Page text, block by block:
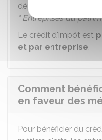
dépenses pour les
" Entreprises du
Le crédit d'impôt est
et par entreprise.
Comment
en faveur des
Pour bénéficier du